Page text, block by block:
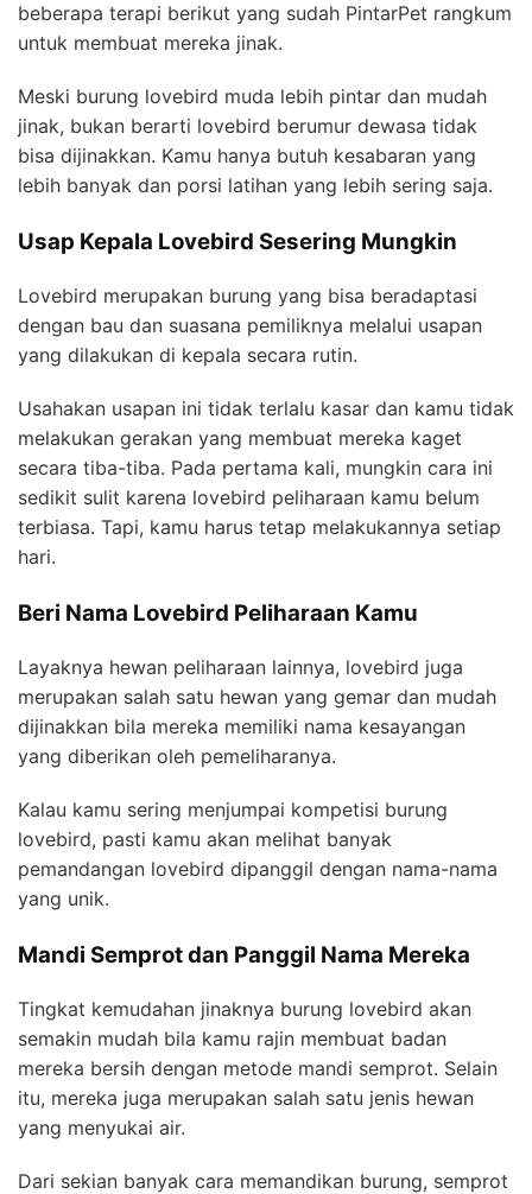
beberapa terapi berikut yang sudah PintarPet rangkum
untuk membuat mereka jinak.
Meski burung lovebird muda lebih pintar dan mudah
jinak, bukan berarti lovebird berumur dewasa tidak
bisa dijinakkan. Kamu hanya butuh kesabaran yang
lebih banyak dan porsi latihan yang lebih sering saja.
Usap Kepala Lovebird Sesering Mungkin
Lovebird merupakan burung yang bisa beradaptasi
dengan bau dan suasana pemiliknya melalui usapan
yang dilakukan di kepala secara rutin.
Usahakan usapan ini tidak terlalu kasar dan kamu tidak
melakukan gerakan yang membuat mereka kaget
secara tiba-tiba. Pada pertama kali, mungkin cara ini
sedikit sulit karena lovebird peliharaan kamu belum
terbiasa. Tapi, kamu harus tetap melakukannya setiap
hari.
Beri Nama Lovebird Peliharaan Kamu
Layaknya hewan peliharaan lainnya, lovebird juga
merupakan salah satu hewan yang gemar dan mudah
dijinakkan bila mereka memiliki nama kesayangan
yang diberikan oleh pemeliharanya.
Kalau kamu sering menjumpai kompetisi burung
lovebird, pasti kamu akan melihat banyak
pemandangan lovebird dipanggil dengan nama-nama
yang unik.
Mandi Semprot dan Panggil Nama Mereka
Tingkat kemudahan jinaknya burung lovebird akan
semakin mudah bila kamu rajin membuat badan
mereka bersih dengan metode mandi semprot. Selain
itu, mereka juga merupakan salah satu jenis hewan
yang menyukai air.
Dari sekian banyak cara memandikan burung, semprot